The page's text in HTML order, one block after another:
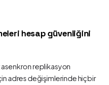
hesap güvenliğini
asenkron replikasyon
adres değişimlerinde hiçbir